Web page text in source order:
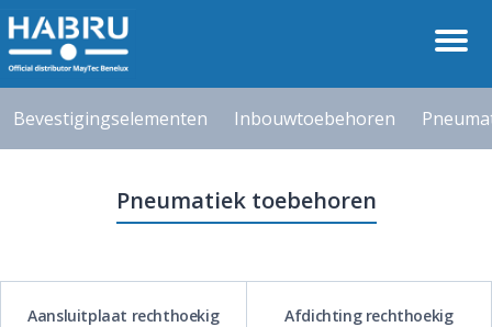
Bevestigingselementen Inbouwtoebehoren
Pneumatiek toebehoren
Aansluitplaat rechthoekig Afdichting rechthoekig